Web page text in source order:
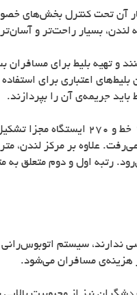
آن تحت کنترل بخش‌های
لندن، بسیار راحت‌تر و
و تهیه بلیط برای
اعتباری برای
باید جریمه‌ی آن را بپردازند.
عجایب آن دوران به شمار می‌رفت.
ندارند، سیستم
هزینه‌ی مسافران می‌شود.